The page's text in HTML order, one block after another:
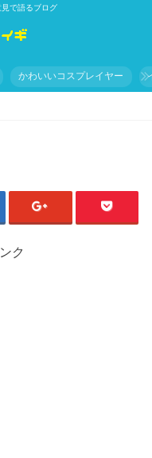
で語るブログ
かわいいコスプレイヤー
ク